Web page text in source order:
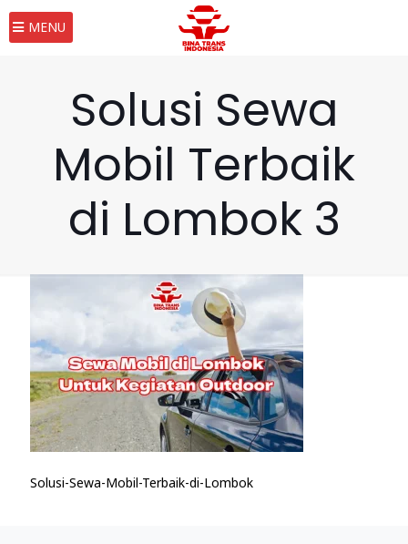
MENU
Solusi Sewa
Mobil Terbaik
di Lombok 3
Solusi-Sewa-Mobil-Terbaik-di-Lombok